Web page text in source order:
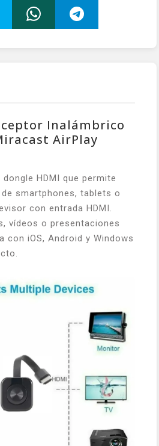
Inalámbrico
AirPlay
dongle HDMI que permite
smartphones, tablets o
con entrada HDMI.
vídeos o presentaciones
con iOS, Android y Windows